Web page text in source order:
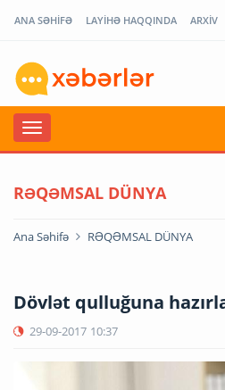
ANA SƏHİFƏ LAYİHƏ HAQQINDA ARXİV
RƏQƏMSAL DÜNYA
Ana Səhifə RƏQƏMSAL DÜNYA
Dövlət qulluğuna
29-09-2017 10:37